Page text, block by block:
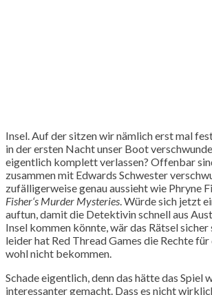
Insel. Auf der sitzen wir nämlich erst mal
in der ersten Nacht unser Boot
eigentlich komplett verlassen? Offenbar
zusammen mit Edwards Schwester
zufälligerweise genau aussieht wie Phryne
Fisher‘s Murder Mysteries . Würde sich jetzt
auftun, damit die Detektivin schnell aus
Insel kommen könnte, wär das Rätsel
leider hat Red Thread Games die Rechte
wohl nicht bekommen.
Schade eigentlich, denn das hätte das Spiel
interessanter gemacht. Dass es nicht